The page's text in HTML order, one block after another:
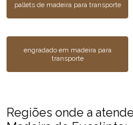
pallets de madeira para transporte
engradado em madeira para
transporte
Regiões onde a